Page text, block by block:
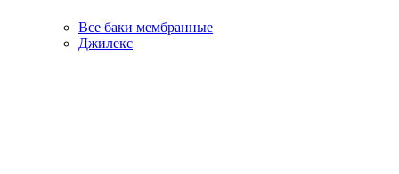
Все баки мембранные
Джилекс